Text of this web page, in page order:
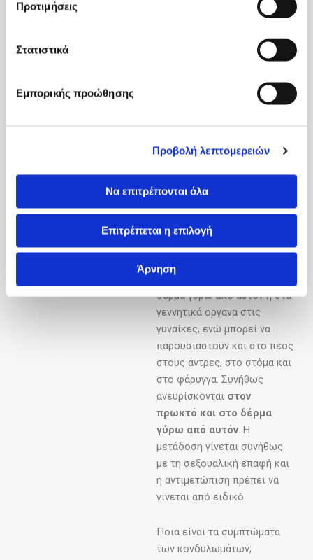
Προτιμήσεις
Στατιστικά
Εμπορικής προώθησης
Προβολή λεπτομερειών
Να επιτρέπονται όλα
Επιτρέπεται η επιλογή
Άρνηση
τεχνικές.Κονδυλώματα του
Τα
κονδυλώματα του
πρωκτούείναι μια από τις
εκδηλώσεις του ιού HPV
(ιός των θηλωμάτων).
Πρόκειται για μερικά μικρά ή
μεγάλα μορφώματα που
από τον πρωκτό και το
δέρμα γύρω από αυτόν ή στα
γεννητικά όργανα στις
γυναίκες, ενώ μπορεί να
παρουσιαστούν και στο πέος
στους άντρες, στο στόμα και
στο φάρυγγα. Συνήθως
ανευρίσκονται στον
πρωκτό και στο δέρμα
γύρω από αυτόν. Η
μετάδοση γίνεται συνήθως
με τη σεξουαλική επαφή και
η αντιμετώπιση πρέπει να
γίνεται από ειδικό.
Ποια είναι τα συμπτώματα
των κονδυλωμάτων;